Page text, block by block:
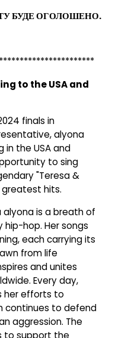
БУДЕ ОГОЛОШЕНО.
to the USA and
finals in
alyona
in the USA and
to sing
"Teresa &
greatest hits.
alyona is a breath of
hop. Her songs
each carrying its
from life
and unites
Every day,
her efforts to
continues to defend
aggression. The
to support the